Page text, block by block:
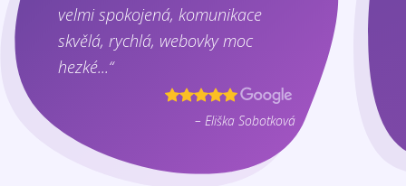
velmi spokojená, komunikace
skvělá, rychlá, webovky moc
hezké...“
– Eliška Sobotková